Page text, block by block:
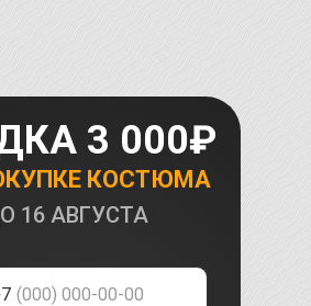
КОСТЮМА
3 000₽
16 АВГУСТА